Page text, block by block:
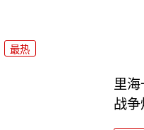
最热
里
战争